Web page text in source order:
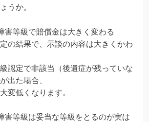
うか。
害等級で賠償金は大きく変わる
の結果で、示談の内容は大きくかわ
認定で非該当（後遺症が残っていな
出た場合、
変低くなります。
害等級は妥当な等級をとるのが実は